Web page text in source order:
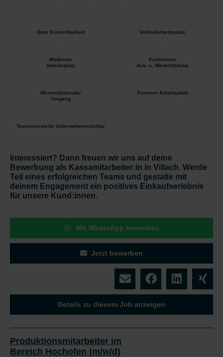
Gute Erreichbarkeit Vollzeitarbeitsplatz
Moderner
Arbeitsplatz
Kostenlose
Aus- u. Weiterbildung
Wertschätzender
Umgang
Sicherer Arbeitsplatz
Teamorientierte Unternehmenskultur
Interessiert? Dann freuen wir uns auf deine
Bewerbung als Kassamitarbeiter:in in Villach. Werde
Teil eines erfolgreichen Teams und gestalte mit
deinem Engagement ein positives Einkaufserlebnis
für unsere Kund:innen.
Mit WhatsApp bewerben
Jetzt bewerben
Details zu diesem Job anzeigen
Produktionsmitarbeiter im
Bereich Hochofen (m/w/d)